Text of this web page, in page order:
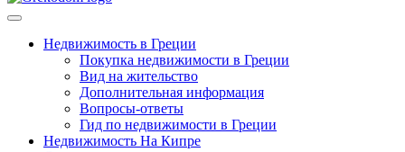
Недвижимость в Греции
Покупка недвижимости в Греции
Вид на жительство
Дополнительная информация
Вопросы-ответы
Гид по недвижимости в Греции
Недвижимость На Кипре